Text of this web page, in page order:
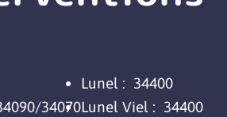
34070
Lunel : 34400
Lunel Viel : 34400